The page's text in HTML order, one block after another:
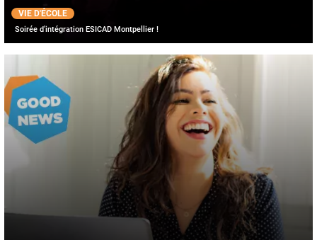
VIE D'ÉCOLE
Soirée d'intégration ESICAD Montpellier !